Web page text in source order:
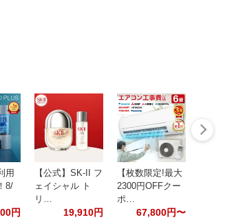
用
8/
円
【公式】SK-II フ
ェイシャル ト
リ…
19,910円
【枚数限定!最大
2300円OFFクー
ポ…
67,800円〜